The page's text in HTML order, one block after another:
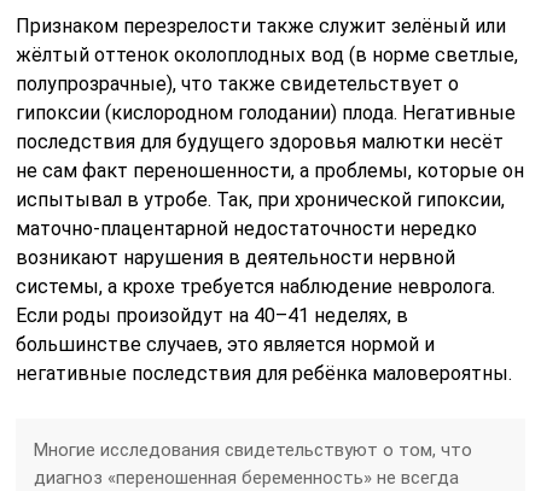
Признаком перезрелости также служит зелёный или
жёлтый оттенок околоплодных вод (в норме светлые,
полупрозрачные), что также свидетельствует о
гипоксии (кислородном голодании) плода. Негативные
последствия для будущего здоровья малютки несёт
не сам факт переношенности, а проблемы, которые он
испытывал в утробе. Так, при хронической гипоксии,
маточно-плацентарной недостаточности нередко
возникают нарушения в деятельности нервной
системы, а крохе требуется наблюдение невролога.
Если роды произойдут на 40–41 неделях, в
большинстве случаев, это является нормой и
негативные последствия для ребёнка маловероятны.
Многие исследования свидетельствуют о том, что
диагноз «переношенная беременность» не всегда